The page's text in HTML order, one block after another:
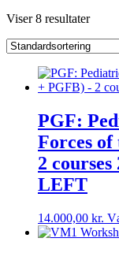
Viser 8 resultater
PGF:
Forces
2
LEFT
14.000,00 kr.